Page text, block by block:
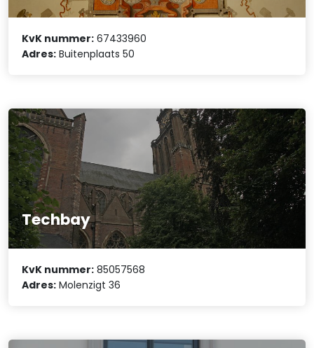
KvK nummer: 67433960
Adres: Buitenplaats 50
Techbay
KvK nummer: 85057568
Adres: Molenzigt 36